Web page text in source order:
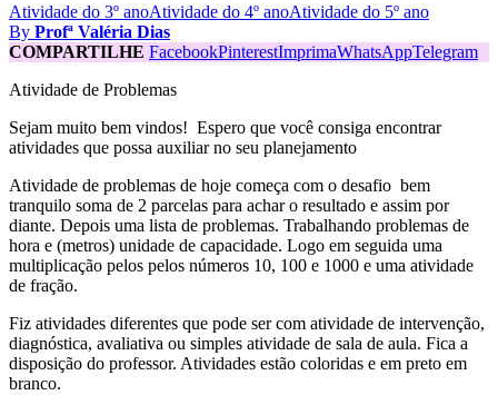
Atividade do 3º anoAtividade do 4º anoAtividade do 5º ano
By Profª Valéria Dias
COMPARTILHE FacebookPinterestImprimaWhatsAppTelegram
Atividade de Problemas
Sejam muito bem vindos! Espero que você consiga encontrar
atividades que possa auxiliar no seu planejamento
Atividade de problemas de hoje começa com o desafio bem
tranquilo soma de 2 parcelas para achar o resultado e assim por
diante. Depois uma lista de problemas. Trabalhando problemas de
hora e (metros) unidade de capacidade. Logo em seguida uma
multiplicação pelos pelos números 10, 100 e 1000 e uma atividade
de fração.
Fiz atividades diferentes que pode ser com atividade de intervenção,
diagnóstica, avaliativa ou simples atividade de sala de aula. Fica a
disposição do professor. Atividades estão coloridas e em preto em
branco.